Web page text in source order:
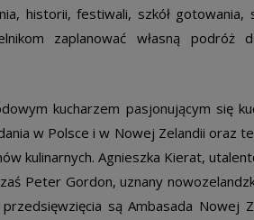
historii, festiwali, szkół gotowania,
zaplanować własną podróż
kucharzem pasjonującym się
w Polsce i w Nowej Zelandii oraz
kulinarnych. Agnieszka Kierat,
Peter Gordon, uznany
są Ambasada Nowej